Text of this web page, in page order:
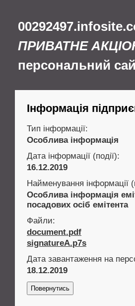
ПРИВАТНЕ
персональний
Інформація
Тип інформації:
Особлива інформація
Дата інформації (події):
16.12.2019
Найменування інформації
Особлива інформація
посадових осіб емітента
Файли:
document.pdf
signatureA.p7s
Дата завантаження на
18.12.2019
Повернутись